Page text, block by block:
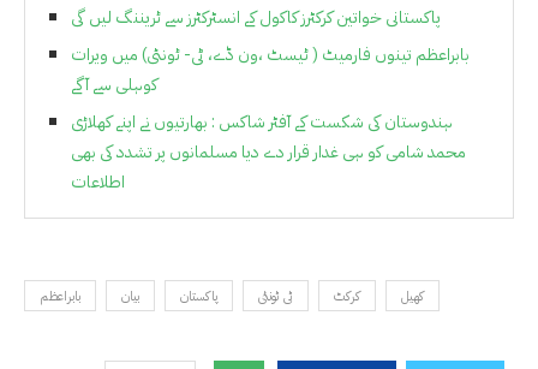
پاکستانی خواتین کرکٹرز کاکول کے انسٹرکٹرز سے ٹریننگ لیں گی
بابراعظم تینوں فارمیٹ ( ٹیسٹ ،ون ڈے، ٹی- ٹونٹی) میں ویرات
کوہلی سے آگے
ہندوستان کی شکست کے آفٹر شاکس : بھارتیوں نے اپنے کھلاڑی
محمد شامی کو ہی غدار قرار دے دیا مسلمانوں پر تشدد کی بھی
اطلاعات
بابراعظم بیان پاکستان ٹی ٹونٹی کرکٹ کھیل